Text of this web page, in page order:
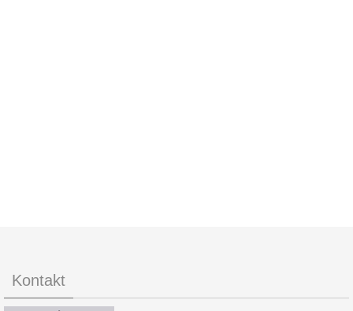
Kontakt